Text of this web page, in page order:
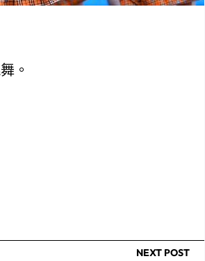
。
NEXT POST